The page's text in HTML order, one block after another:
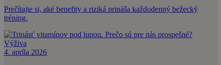
Prečítajte si, aké benefity a riziká prináša každodenný bežecký
tréning.
Výživa
4. apríla 2026